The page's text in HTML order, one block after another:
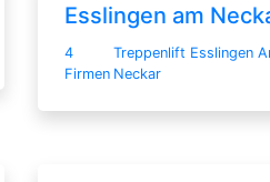
Esslingen am
4
Firmen
Treppenlift Esslingen
Neckar